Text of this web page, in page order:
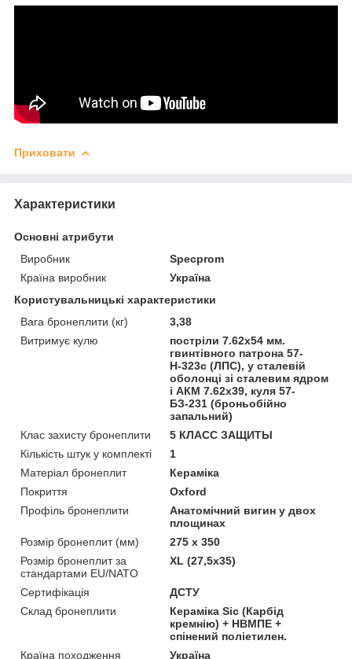
Приховати
Характеристики
Основні атрибути
Виробник
Specprom
Країна виробник
Україна
Користувальницькі характеристики
Вага бронеплити (кг)
3,38
Витримує кулю
постріли 7.62х54 мм.
гвинтівного патрона 57-
Н-323с (ЛПС), у сталевій
оболонці зі сталевим ядром
і АКМ 7.62х39, куля 57-
БЗ-231 (броньобійно
запальний)
Клас захисту бронеплити
5 КЛАСС ЗАЩИТЫ
Кількість штук у комплекті
1
Матеріал бронеплит
Кераміка
Покриття
Oxford
Профіль бронеплити
Анатомічний вигин у двох
площинах
Розмір бронеплит (мм)
275 х 350
Розмір бронеплит за
стандартами EU/NATO
XL (27,5x35)
Сертифікація
ДСТУ
Склад бронеплити
Кераміка Sic (Карбід
кремнію) + НВМПЕ +
спінений поліетилен.
Країна походження
Україна